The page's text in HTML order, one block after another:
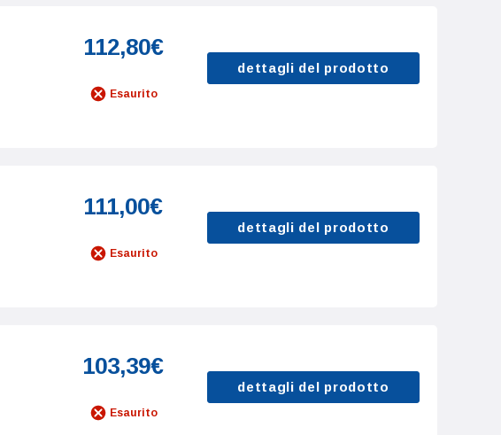
112,80€
Esaurito
dettagli del prodotto
111,00€
Esaurito
dettagli del prodotto
103,39€
Esaurito
dettagli del prodotto